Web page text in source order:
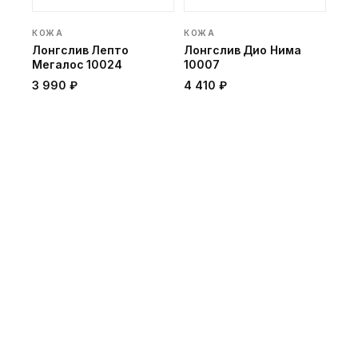
КОЖА
Лонгслив Лепто
Мегалос 10024
3 990 ₽
КОЖА
Лонгслив Дио Нима
10007
4 410 ₽